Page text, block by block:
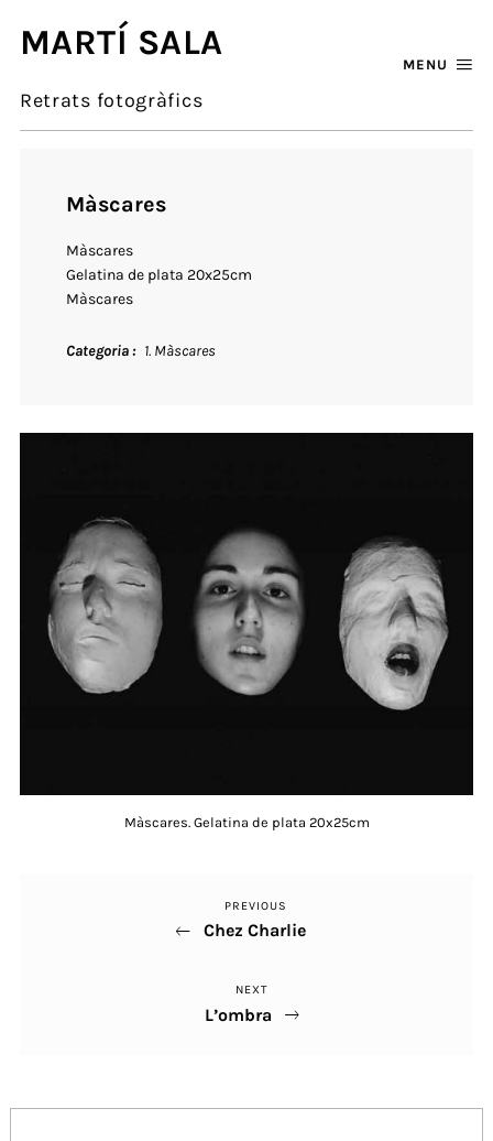
MARTÍ SALA
Retrats fotogràfics
MENU
Màscares
Màscares
Gelatina de plata 20x25cm
Màscares
Categoria 1. Màscares
Màscares. Gelatina de plata 20x25cm
Previous
Post
PREVIOUS
Chez Charlie
Next
Post
NEXT
L’ombra